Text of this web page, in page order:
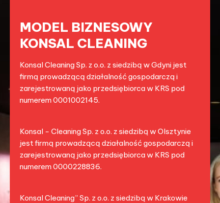
MODEL BIZNESOWY
KONSAL CLEANING
Konsal Cleaning Sp. z o.o. z siedzibą w Gdyni jest
firmą prowadzącą działalność gospodarczą i
zarejestrowaną jako przedsiębiorca w KRS pod
numerem 0001002145.
Konsal - Cleaning Sp. z o.o. z siedzibą w Olsztynie
jest firmą prowadzącą działalność gospodarczą i
zarejestrowaną jako przedsiębiorca w KRS pod
numerem 0000228836.
Konsal Cleaning” Sp. z o.o. z siedzibą w Krakowie